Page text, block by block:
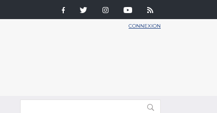
CONNEXION